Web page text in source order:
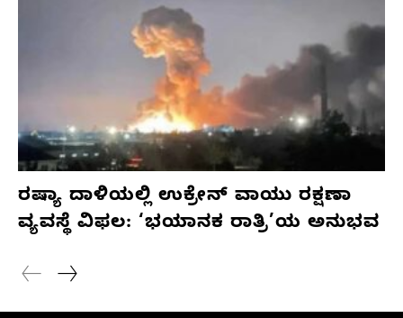
ರಷ್ಯಾ ದಾಳಿಯಲ್ಲಿ ಉಕ್ರೇನ್ ವಾಯು ರಕ್ಷಣಾ
ವ್ಯವಸ್ಥೆ ವಿಫಲ: ‘ಭಯಾನಕ ರಾತ್ರಿ’ಯ ಅನುಭವ